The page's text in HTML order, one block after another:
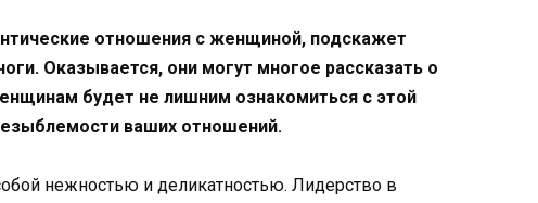
отношения с женщиной, подскажет
Оказывается, они могут многое рассказать о
будет не лишним ознакомиться с этой
ваших отношений.
нежностью и деликатностью. Лидерство в